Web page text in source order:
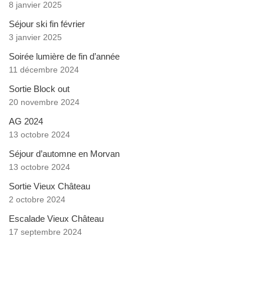
8 janvier 2025
Séjour ski fin février
3 janvier 2025
Soirée lumière de fin d’année
11 décembre 2024
Sortie Block out
20 novembre 2024
AG 2024
13 octobre 2024
Séjour d’automne en Morvan
13 octobre 2024
Sortie Vieux Château
2 octobre 2024
Escalade Vieux Château
17 septembre 2024